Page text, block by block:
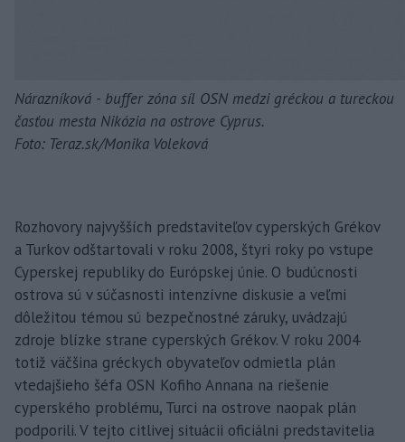
Nárazníková - buffer zóna síl OSN medzi gréckou a tureckou
časťou mesta Nikózia na ostrove Cyprus.
Foto: Teraz.sk/Monika Voleková
Rozhovory najvyšších predstaviteľov cyperských Grékov
a Turkov odštartovali v roku 2008, štyri roky po vstupe
Cyperskej republiky do Európskej únie. O budúcnosti
ostrova sú v súčasnosti intenzívne diskusie a veľmi
dôležitou témou sú bezpečnostné záruky, uvádzajú
zdroje blízke strane cyperských Grékov. V roku 2004
totiž väčšina gréckych obyvateľov odmietla plán
vtedajšieho šéfa OSN Kofiho Annana na riešenie
cyperského problému, Turci na ostrove naopak plán
podporili. V tejto citlivej situácii oficiálni predstavitelia